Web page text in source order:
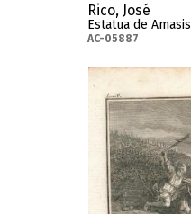
Rico, José
Estatua de Amasis
AC-05887